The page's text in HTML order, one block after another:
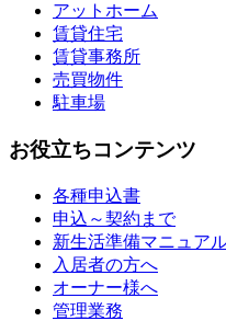
アットホーム
賃貸住宅
賃貸事務所
売買物件
駐車場
お役立ちコンテンツ
各種申込書
申込～契約まで
新生活準備マニュア
入居者の方へ
オーナー様へ
管理業務